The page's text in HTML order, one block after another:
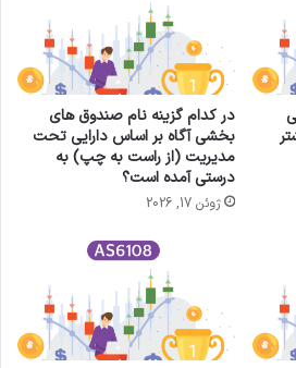
در کدام گزینه نام صندوق‌ های
بخشی آگاه بر اساس دارایی تحت
مدیریت (از راست به چپ) به
درستی آمده است؟
ژوئن 17, 2026